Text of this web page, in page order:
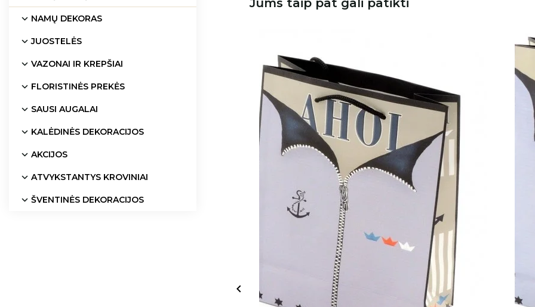
NAMŲ DEKORAS
JUOSTELĖS
VAZONAI IR KREPŠIAI
FLORISTINĖS PREKĖS
SAUSI AUGALAI
KALĖDINĖS DEKORACIJOS
AKCIJOS
ATVYKSTANTYS KROVINIAI
ŠVENTINĖS DEKORACIJOS
Jums taip pat gali patikti
